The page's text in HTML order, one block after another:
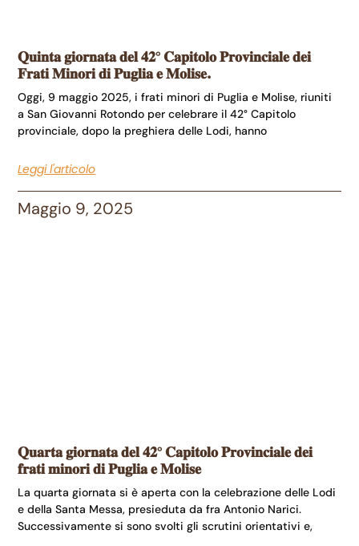
𝐐𝐮𝐢𝐧𝐭𝐚 𝐠𝐢𝐨𝐫𝐧𝐚𝐭𝐚 𝐝𝐞𝐥 𝟒𝟐° 𝐂𝐚𝐩𝐢𝐭𝐨𝐥𝐨 𝐏𝐫𝐨𝐯𝐢𝐧𝐜𝐢𝐚𝐥𝐞 𝐝𝐞𝐢
𝐅𝐫𝐚𝐭𝐢 𝐌𝐢𝐧𝐨𝐫𝐢 𝐝𝐢 𝐏𝐮𝐠𝐥𝐢𝐚 𝐞 𝐌𝐨𝐥𝐢𝐬𝐞.
Oggi, 9 maggio 2025, i frati minori di Puglia e Molise, riuniti
a San Giovanni Rotondo per celebrare il 42° Capitolo
provinciale, dopo la preghiera delle Lodi, hanno
Leggi l'articolo
Maggio 9, 2025
𝐐𝐮𝐚𝐫𝐭𝐚 𝐠𝐢𝐨𝐫𝐧𝐚𝐭𝐚 𝐝𝐞𝐥 𝟒𝟐° 𝐂𝐚𝐩𝐢𝐭𝐨𝐥𝐨 𝐏𝐫𝐨𝐯𝐢𝐧𝐜𝐢𝐚𝐥𝐞 𝐝𝐞𝐢
𝐟𝐫𝐚𝐭𝐢 𝐦𝐢𝐧𝐨𝐫𝐢 𝐝𝐢 𝐏𝐮𝐠𝐥𝐢𝐚 𝐞 𝐌𝐨𝐥𝐢𝐬𝐞
La quarta giornata si è aperta con la celebrazione delle Lodi
e della Santa Messa, presieduta da fra Antonio Narici.
Successivamente si sono svolti gli scrutini orientativi e,